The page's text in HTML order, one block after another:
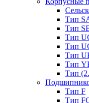
Тип
Тип
Тип
Тип
Тип
Тип
Тип
Тип F
Тип